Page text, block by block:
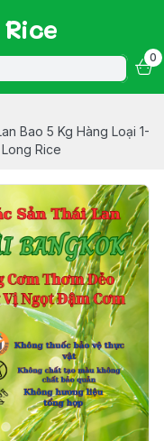
0
Bao 5 Kg Hàng Loại 1-
Rice